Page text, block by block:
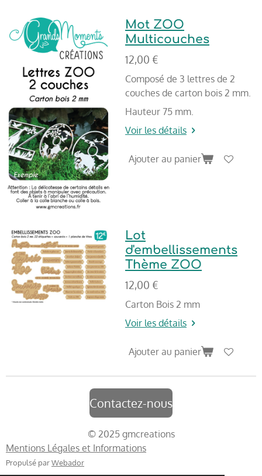
Mot ZOO
Multicouches
12,00 €
Composé de 3 lettres de 2
couches de carton bois 2 mm.
Hauteur 75 mm.
Voir les détails
Ajouter au panier
Lot
d'embellissements
Thème ZOO
12,00 €
Carton Bois 2 mm
Voir les détails
Ajouter au panier
Contactez-nous
© 2025 gmcreations
Mentions Légales et Informations
Propulsé parWebador